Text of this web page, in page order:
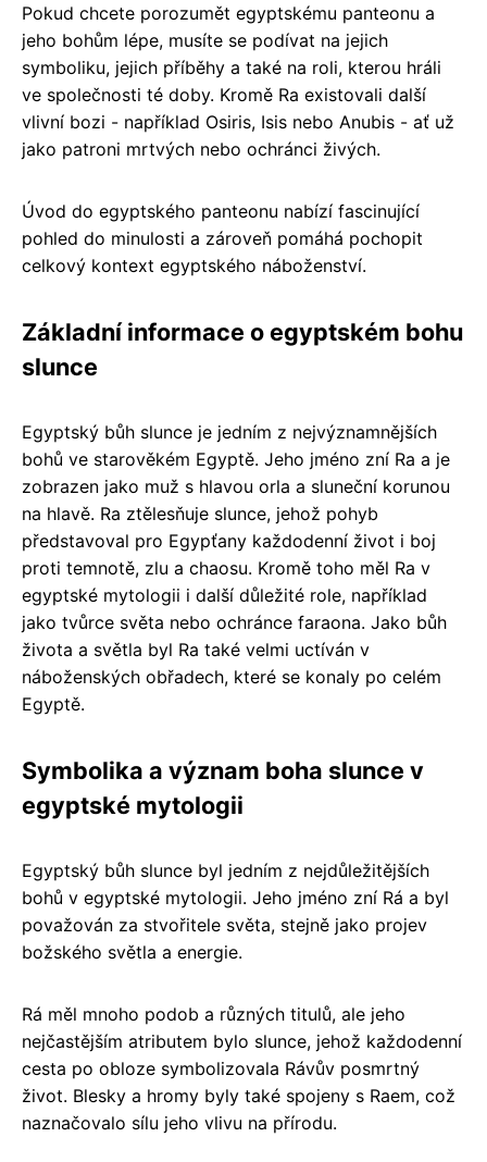
Pokud chcete porozumět egyptskému panteonu a
jeho bohům lépe, musíte se podívat na jejich
symboliku, jejich příběhy a také na roli, kterou hráli
ve společnosti té doby. Kromě Ra existovali další
vlivní bozi - například Osiris, Isis nebo Anubis - ať už
jako patroni mrtvých nebo ochránci živých.
Úvod do egyptského panteonu nabízí fascinující
pohled do minulosti a zároveň pomáhá pochopit
celkový kontext egyptského náboženství.
Základní informace o egyptském bohu
slunce
Egyptský bůh slunce je jedním z nejvýznamnějších
bohů ve starověkém Egyptě. Jeho jméno zní Ra a je
zobrazen jako muž s hlavou orla a sluneční korunou
na hlavě. Ra ztělesňuje slunce, jehož pohyb
představoval pro Egypťany každodenní život i boj
proti temnotě, zlu a chaosu. Kromě toho měl Ra v
egyptské mytologii i další důležité role, například
jako tvůrce světa nebo ochránce faraona. Jako bůh
života a světla byl Ra také velmi uctíván v
náboženských obřadech, které se konaly po celém
Egyptě.
Symbolika a význam boha slunce v
egyptské mytologii
Egyptský bůh slunce byl jedním z nejdůležitějších
bohů v egyptské mytologii. Jeho jméno zní Rá a byl
považován za stvořitele světa, stejně jako projev
božského světla a energie.
Rá měl mnoho podob a různých titulů, ale jeho
nejčastějším atributem bylo slunce, jehož každodenní
cesta po obloze symbolizovala Rávův posmrtný
život. Blesky a hromy byly také spojeny s Raem, což
naznačovalo sílu jeho vlivu na přírodu.